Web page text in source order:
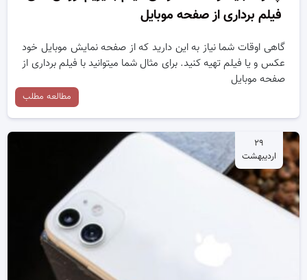
فیلم برداری از صفحه موبایل
گاهی اوقات شما نیاز به این دارید که از صفحه نمایش موبایل خود
عکس و یا فیلم تهیه کنید. برای مثال شما میتوانید با فیلم برداری از
صفحه موبایل
مطالعه مطلب
۲۹
اردیبهشت